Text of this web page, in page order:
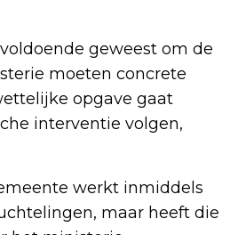
geweest om de
moeten concrete
opgave gaat
interventie volgen,
werkt inmiddels
maar heeft die